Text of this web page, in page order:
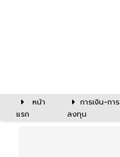
หน้า
แรก
การเงิน-การ
ลงทุน